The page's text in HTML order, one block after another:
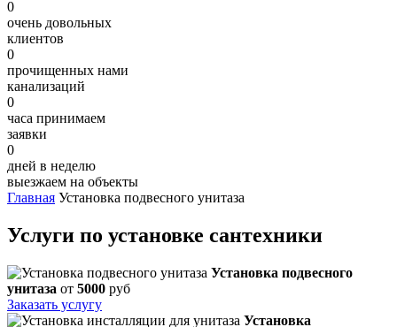
0
очень довольных
клиентов
0
прочищенных нами
канализаций
0
часа принимаем
заявки
0
дней в неделю
выезжаем на объекты
Главная Установка подвесного унитаза
Услуги по установке сантехники
Установка подвесного
унитаза от 5000 руб
Заказать услугу
Установка